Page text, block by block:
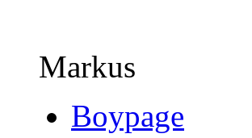
Markus
Boypage